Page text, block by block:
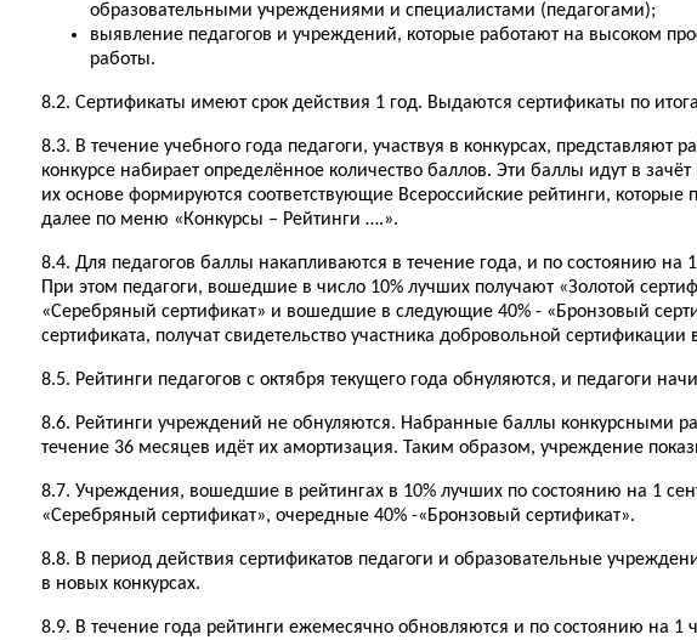
образовательными учреждениями и специалистами (педагогами);
выявление педагогов и учреждений, которые работают на высоком
работы.
8.2. Сертификаты имеют срок действия 1 год. Выдаются сертификаты по
8.3. В течение учебного года педагоги, участвуя в конкурсах,
конкурсе набирает определённое количество баллов. Эти баллы идут в
их основе формируются соответствующие Всероссийские рейтинги, которые
далее по меню «Конкурсы – Рейтинги ….».
8.4. Для педагогов баллы накапливаются в течение года, и по состоянию
При этом педагоги, вошедшие в число 10% лучших получают «Золотой
«Серебряный сертификат» и вошедшие в следующие 40% - «Бронзовый
сертификата, получат свидетельство участника добровольной сертификации
8.5. Рейтинги педагогов с октября текущего года обнуляются, и педагоги
8.6. Рейтинги учреждений не обнуляются. Набранные баллы конкурсными
течение 36 месяцев идёт их амортизация. Таким образом, учреждение
8.7. Учреждения, вошедшие в рейтингах в 10% лучших по состоянию на 1
«Серебряный сертификат», очередные 40% -«Бронзовый сертификат».
8.8. В период действия сертификатов педагоги и образовательные
в новых конкурсах.
8.9. В течение года рейтинги ежемесячно обновляются и по состоянию на